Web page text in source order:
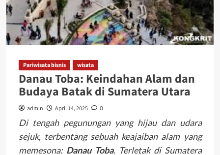
Pariwisata bisnis wisata
​Danau Toba: Keindahan Alam dan
Budaya Batak di Sumatera Utara
admin April 14, 2025 0
Di tengah pegunungan yang hijau dan udara
sejuk, terbentang sebuah keajaiban alam yang
memesona: Danau Toba. Terletak di Sumatera